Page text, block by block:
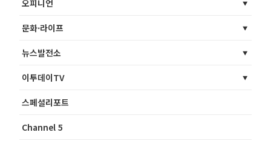
오피니언
문화·라이프
뉴스발전소
이투데이TV
스페셜리포트
Channel 5